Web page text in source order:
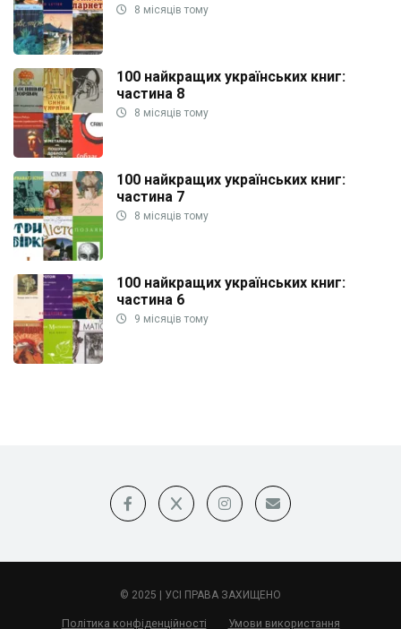
8 місяців тому
100 найкращих українських книг:
частина 8
8 місяців тому
100 найкращих українських книг:
частина 7
8 місяців тому
100 найкращих українських книг:
частина 6
9 місяців тому
© 2025 | УСІ ПРАВА ЗАХИЩЕНО
Політика конфіденційності Умови використання